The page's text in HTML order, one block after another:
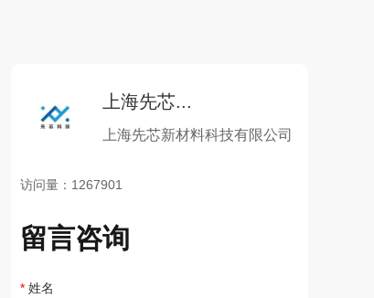
上海先芯...
上海先芯新材料科技有限公司
访问量：1267901
留言咨询
* 姓名